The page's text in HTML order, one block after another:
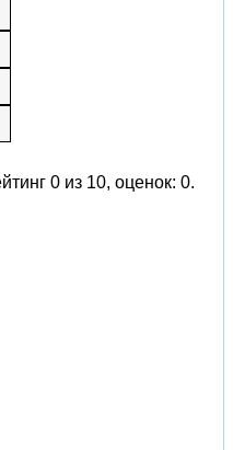
0 из 10, оценок: 0.